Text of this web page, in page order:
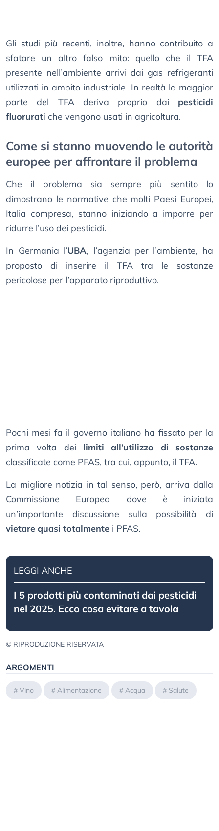
Gli studi più recenti, inoltre, hanno contribuito a
sfatare un altro falso mito: quello che il TFA
presente nell’ambiente arrivi dai gas refrigeranti
utilizzati in ambito industriale. In realtà la maggior
parte del TFA deriva proprio dai pesticidi
fluorurati che vengono usati in agricoltura.
Come si stanno muovendo le autorità
europee per affrontare il problema
Che il problema sia sempre più sentito lo
dimostrano le normative che molti Paesi Europei,
Italia compresa, stanno iniziando a imporre per
ridurre l’uso dei pesticidi.
In Germania l’UBA, l’agenzia per l’ambiente, ha
proposto di inserire il TFA tra le sostanze
pericolose per l’apparato riproduttivo.
Pochi mesi fa il governo italiano ha fissato per la
prima volta dei limiti all’utilizzo di sostanze
classificate come PFAS, tra cui, appunto, il TFA.
La migliore notizia in tal senso, però, arriva dalla
Commissione Europea dove è iniziata
un’importante discussione sulla possibilità di
vietare quasi totalmente i PFAS.
LEGGI ANCHE
I 5 prodotti più contaminati dai pesticidi
nel 2025. Ecco cosa evitare a tavola
© RIPRODUZIONE RISERVATA
ARGOMENTI
# Vino # Alimentazione # Acqua # Salute